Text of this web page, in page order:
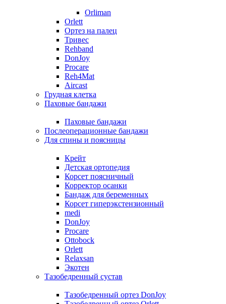
Orliman
Orlett
Ортез на палец
Тривес
Rehband
DonJoy
Procare
Reh4Mat
Aircast
Грудная клетка
Паховые бандажи
Паховые бандажи
Послеоперационные бандажи
Для спины и поясницы
Крейт
Детская ортопедия
Корсет поясничный
Корректор осанки
Бандаж для беременных
Корсет гиперэкстензионный
medi
DonJoy
Procare
Ottobock
Orlett
Relaxsan
Экотен
Тазобедренный сустав
Тазобедренный ортез DonJoy